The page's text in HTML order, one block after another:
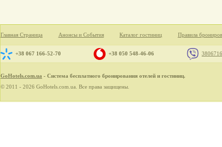
Главная Страница Анонсы и События Каталог гостиниц Правила
+38 067 166-52-70 +38 050 548-46-06
GoHotels.com.ua - Система бесплатного бронирования отелей и гостиниц.
© 2011 - 2026 GoHotels.com.ua. Все права защищены.